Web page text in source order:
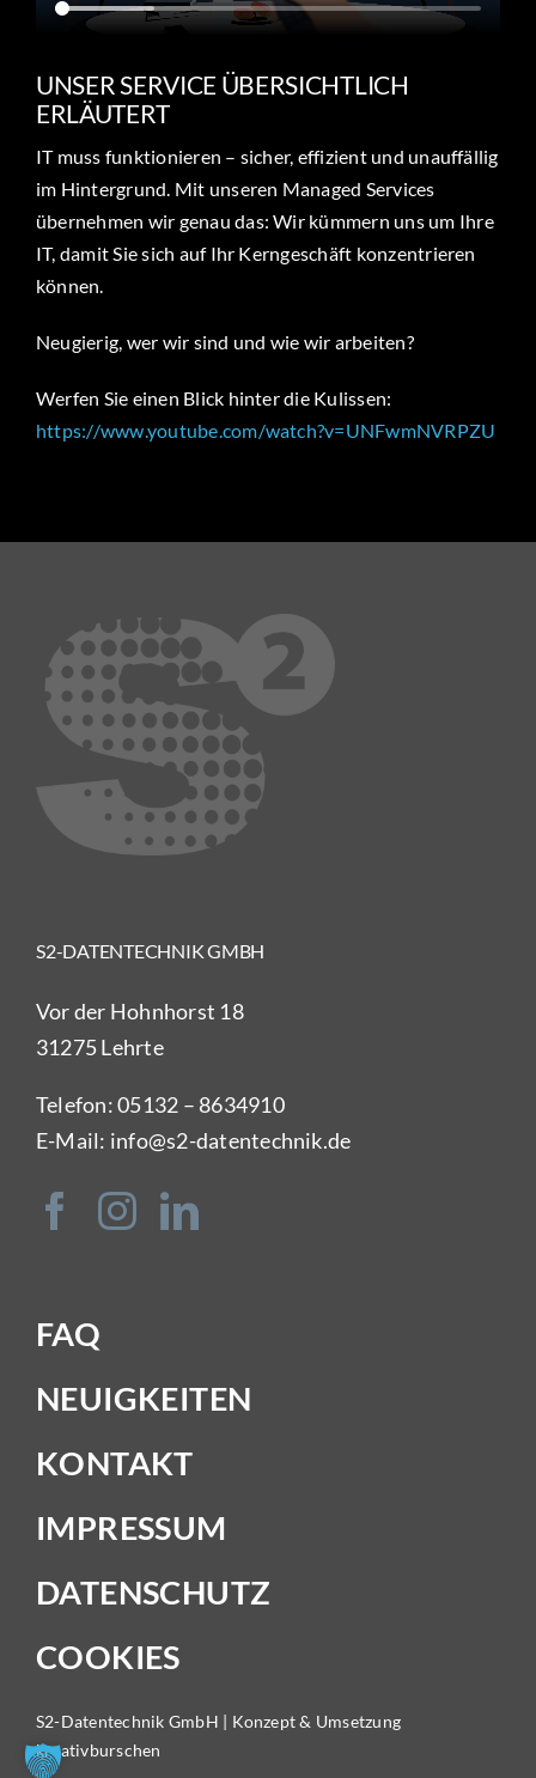
UNSER SERVICE ÜBERSICHTLICH
ERLÄUTERT
IT muss funktionieren – sicher, effizient und unauffällig
im Hintergrund. Mit unseren Managed Services
übernehmen wir genau das: Wir kümmern uns um Ihre
IT, damit Sie sich auf Ihr Kerngeschäft konzentrieren
können.
Neugierig, wer wir sind und wie wir arbeiten?
Werfen Sie einen Blick hinter die Kulissen:
https://www.youtube.com/watch?v=UNFwmNVRPZU
S2-DATENTECHNIK GMBH
Vor der Hohnhorst 18
31275 Lehrte
Telefon:05132 – 8634910
E-Mail: info@s2-datentechnik.de
FAQ
NEUIGKEITEN
KONTAKT
IMPRESSUM
DATENSCHUTZ
COOKIES
S2-Datentechnik GmbH | Konzept & Umsetzung
kreativburschen